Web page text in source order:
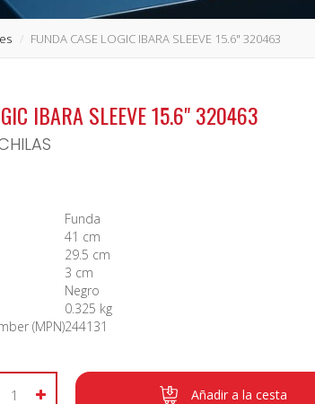
FUNDA CASE LOGIC IBARA SLEEVE 15.6" 320463
IBARA SLEEVE 15.6" 320463
Funda
41 cm
29.5 cm
3 cm
Negro
0.325 kg
(MPN)244131
Añadir a la cesta